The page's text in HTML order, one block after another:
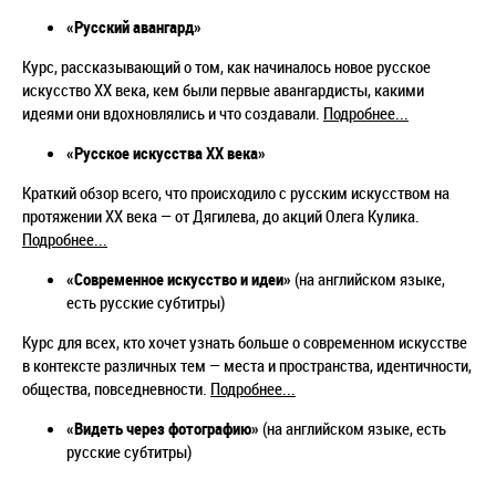
«Русский авангард»
Курс, рассказывающий о том, как начиналось новое русское
искусство XX века, кем были первые авангардисты, какими
идеями они вдохновлялись и что создавали. Подробнее...
«Русское искусства XX века»
Краткий обзор всего, что происходило с русским искусством на
протяжении XX века — от Дягилева, до акций Олега Кулика.
Подробнее...
«Современное искусство и идеи» (на английском языке,
есть русские субтитры)
Курс для всех, кто хочет узнать больше о современном искусстве
в контексте различных тем — места и пространства, идентичности,
общества, повседневности. Подробнее...
«Видеть через фотографию» (на английском языке, есть
русские субтитры)